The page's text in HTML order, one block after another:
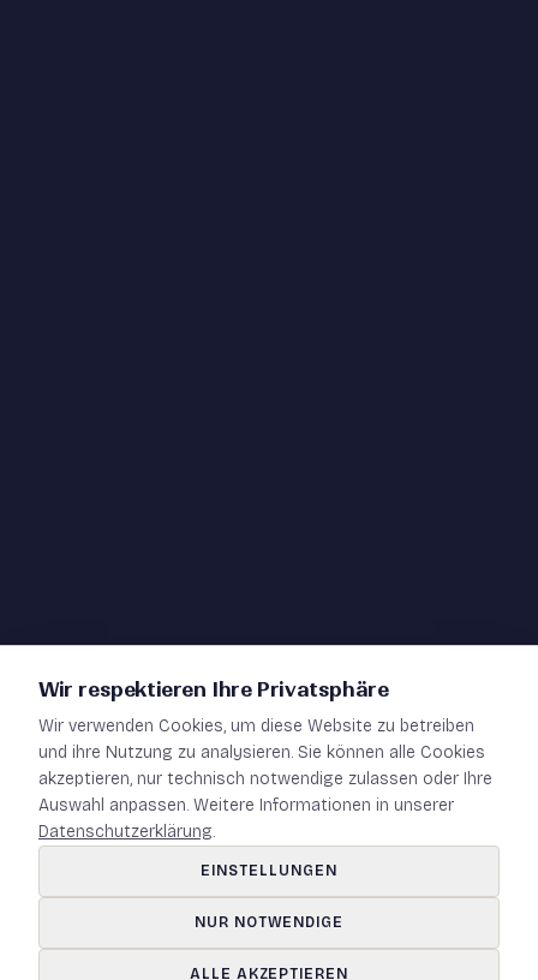
Impressum
Datenschutz
Kontakt
Wir respektieren Ihre Privatsphäre
Wir verwenden Cookies, um diese Website zu betreiben
und ihre Nutzung zu analysieren. Sie können alle Cookies
akzeptieren, nur technisch notwendige zulassen oder Ihre
Auswahl anpassen. Weitere Informationen in unserer
Datenschutzerklärung.
EINSTELLUNGEN
NUR NOTWENDIGE
ALLE AKZEPTIEREN